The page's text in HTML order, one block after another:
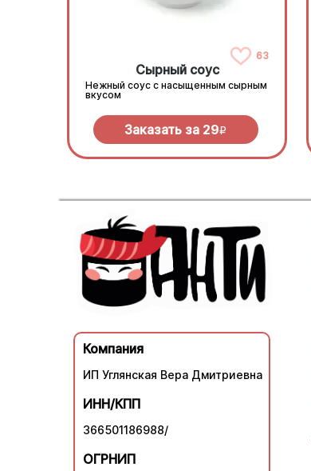
63
Сырный соус
Нежный соус с насыщенным сырным
вкусом
Заказать за 29R
Компания
ИП Углянская Вера Дмитриевна
ИНН/КПП
366501186988/
ОГРНИП